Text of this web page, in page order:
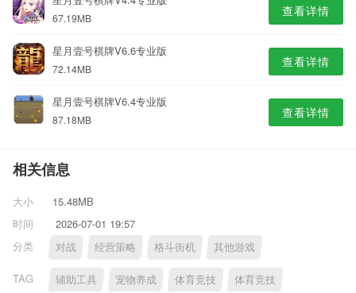
67.19MB 查看详情
星月壹号棋牌V6.6专业版
72.14MB 查看详情
星月壹号棋牌V6.4专业版
87.18MB 查看详情
相关信息
大小
15.48MB
时间
2026-07-01 19:57
分类
对战 经营策略 格斗街机 其他游戏
TAG 辅助工具 宠物养成 体育竞技 体育竞技